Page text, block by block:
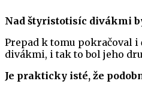
Nad štyristotisíc divákmi
Prepad k tomu pokračoval
divákmi, i tak to bol jeho
Je prakticky isté, že